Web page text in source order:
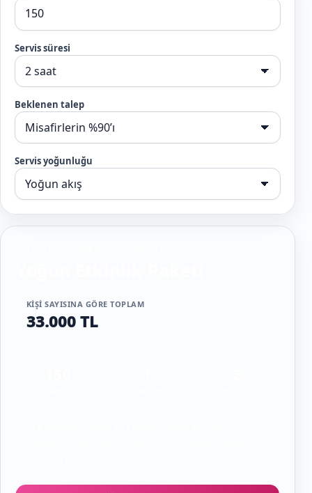
Servis süresi
Beklenen talep
Servis yoğunluğu
KIŞI SAYISINA GÖRE TOPLAM
33.000 TL